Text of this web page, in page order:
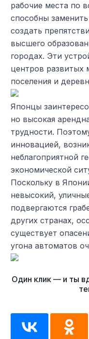
рабочие места по
способны
создать
высшего
городах. Эти
центров развитых
поселения и
Японцы
но высокая
трудности.
инновацией,
неблагоприятной
экономической
Поскольку в
невысокий,
подвергаются
других странах,
существует
угона автоматов